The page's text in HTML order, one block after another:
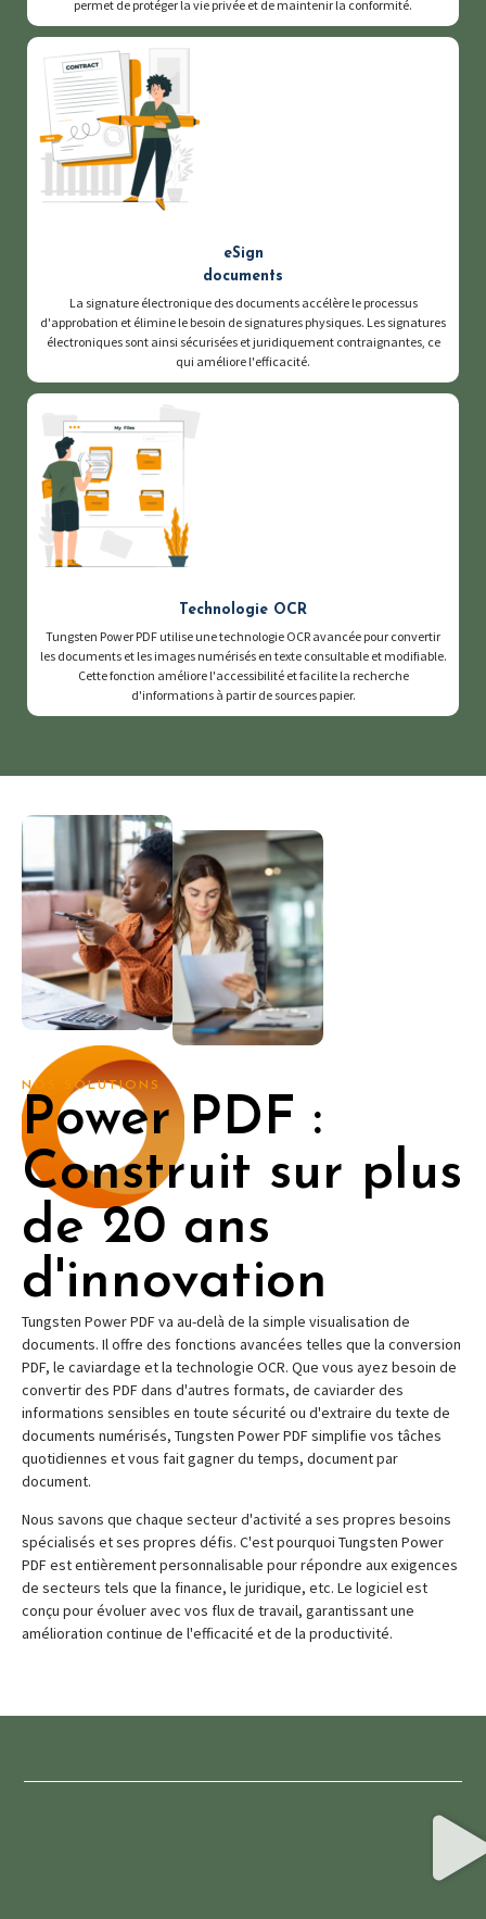
permet de protéger la vie privée et de maintenir la conformité.
eSign
documents
La signature électronique des documents accélère le processus
d'approbation et élimine le besoin de signatures physiques. Les signatures
électroniques sont ainsi sécurisées et juridiquement contraignantes, ce
qui améliore l'efficacité.
Technologie OCR
Tungsten Power PDF utilise une technologie OCR avancée pour convertir
les documents et les images numérisés en texte consultable et modifiable.
Cette fonction améliore l'accessibilité et facilite la recherche
d'informations à partir de sources papier.
NOS SOLUTIONS
Power PDF :
Construit sur plus
de 20 ans
d'innovation
Tungsten Power PDF va au-delà de la simple visualisation de
documents. Il offre des fonctions avancées telles que la conversion
PDF, le caviardage et la technologie OCR. Que vous ayez besoin de
convertir des PDF dans d'autres formats, de caviarder des
informations sensibles en toute sécurité ou d'extraire du texte de
documents numérisés, Tungsten Power PDF simplifie vos tâches
quotidiennes et vous fait gagner du temps, document par
document.
Nous savons que chaque secteur d'activité a ses propres besoins
spécialisés et ses propres défis. C'est pourquoi Tungsten Power
PDF est entièrement personnalisable pour répondre aux exigences
de secteurs tels que la finance, le juridique, etc. Le logiciel est
conçu pour évoluer avec vos flux de travail, garantissant une
amélioration continue de l'efficacité et de la productivité.